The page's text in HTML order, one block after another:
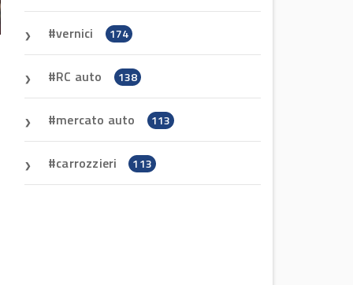
vernici 174
RC auto 138
mercato auto 113
carrozzieri 113